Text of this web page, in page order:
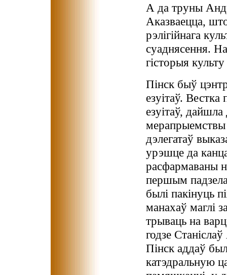
А да труны
Аказваецца,
рэлігійнага
суаднясення.
гісторыя
Пінск быў
езуітаў. Вестка
езуітаў,
дэлегатаў
урэшце да
расфармаваны
першым
былі пакінуць
манахаў маглі
трываць на
годзе
Пінск аддаў
катэдральную